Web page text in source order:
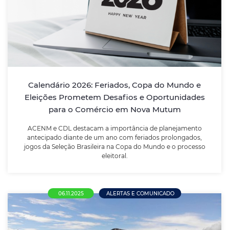
Calendário 2026: Feriados, Copa do Mundo e
Eleições Prometem Desafios e Oportunidades
para o Comércio em Nova Mutum
ACENM e CDL destacam a importância de planejamento
antecipado diante de um ano com feriados prolongados,
jogos da Seleção Brasileira na Copa do Mundo e o processo
eleitoral.
Mundo e Eleições Prometem Desafios e
Oportunidades para o Comércio em Nova
ACENM e CDL destacam a importância de
feriados prolongados, jogos da Seleção Brasileira na
Copa do Mundo e o processo eleitoral.
LEIA MAIS
06.11.2025 ALERTAS E COMUNICADO